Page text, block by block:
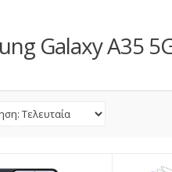
Galaxy A35